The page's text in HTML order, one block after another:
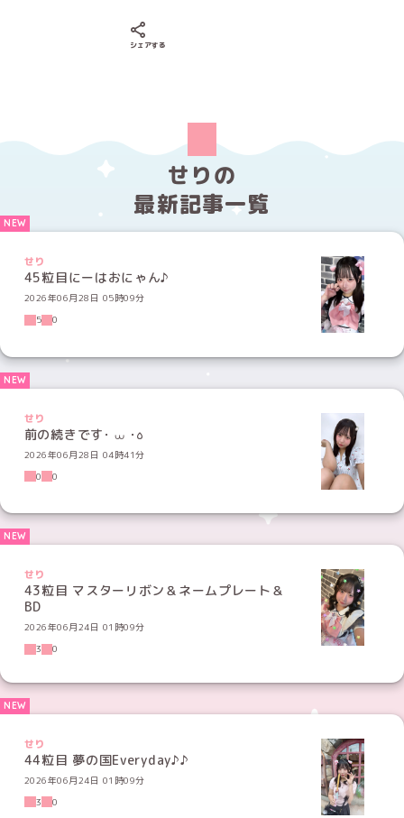
シェアする
せりの
最新記事一覧
せり
45粒目にーはおにゃん♪
2026年06月28日 05時09分
5
0
せり
前の続きです･ ⩊ ･꧞
2026年06月28日 04時41分
0
0
せり
43粒目 マスターリボン＆ネームプレート＆
BD
2026年06月24日 01時09分
3
0
せり
44粒目 夢の国Everyday♪♪
2026年06月24日 01時09分
3
0